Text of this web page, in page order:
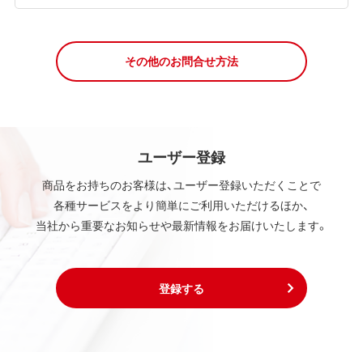
その他のお問合せ方法
ユーザー登録
商品をお持ちのお客様は、ユーザー登録いただくことで
各種サービスをより簡単にご利用いただけるほか、
当社から重要なお知らせや最新情報をお届けいたします。
登録する